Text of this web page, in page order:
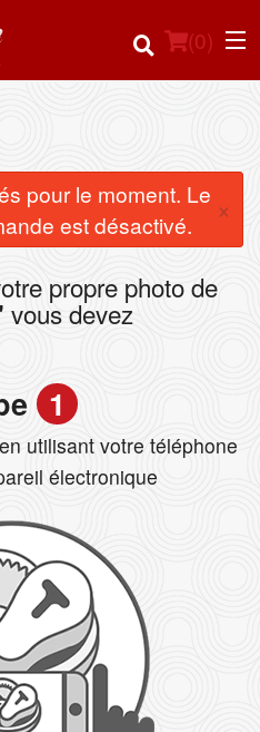
(0)
pour le moment. Le
est désactivé.
×
propre photo de
vous devez
1
utilisant votre téléphone
électronique